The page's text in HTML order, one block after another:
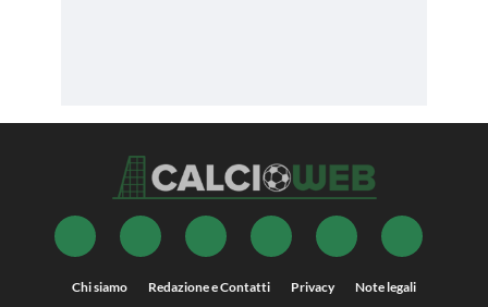
Chi siamo Redazione e Contatti Privacy Note legali